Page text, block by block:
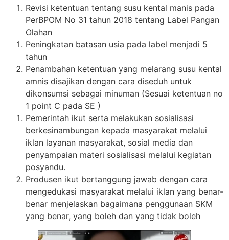
Revisi ketentuan tentang susu kental manis pada
PerBPOM No 31 tahun 2018 tentang Label Pangan
Olahan
Peningkatan batasan usia pada label menjadi 5
tahun
Penambahan ketentuan yang melarang susu kental
amnis disajikan dengan cara diseduh untuk
dikonsumsi sebagai minuman (Sesuai ketentuan no
1 point C pada SE )
Pemerintah ikut serta melakukan sosialisasi
berkesinambungan kepada masyarakat melalui
iklan layanan masyarakat, sosial media dan
penyampaian materi sosialisasi melalui kegiatan
posyandu.
Produsen ikut bertanggung jawab dengan cara
mengedukasi masyarakat melalui iklan yang benar-
benar menjelaskan bagaimana penggunaan SKM
yang benar, yang boleh dan yang tidak boleh